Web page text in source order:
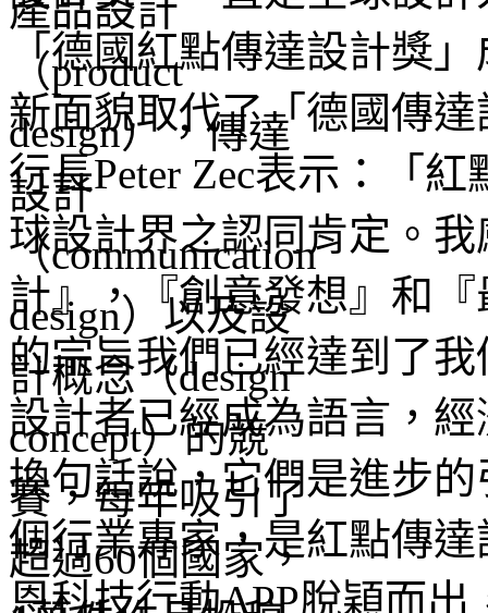
「德國紅點傳達設計獎
新面貌取代了「德國傳
行長Peter Zec表示：「
球設計界之認同肯定。
計』，『創意發想』和
的宗旨我們已經達到了
設計者已經成為語言，
換句話說，它們是進步
個行業專家，是紅點傳
恩科技行動APP脫穎而